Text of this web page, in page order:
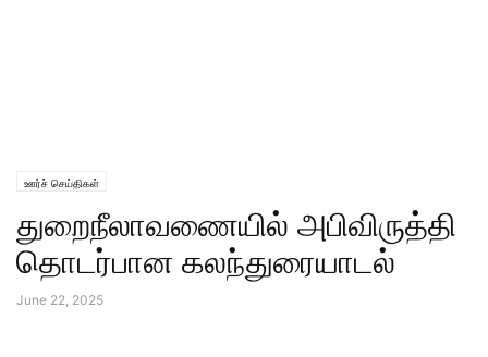
ஊர்ச் செய்திகள்
துறைநீலாவணையில் அபிவிருத்தி
தொடர்பான கலந்துரையாடல்
June 22, 2025